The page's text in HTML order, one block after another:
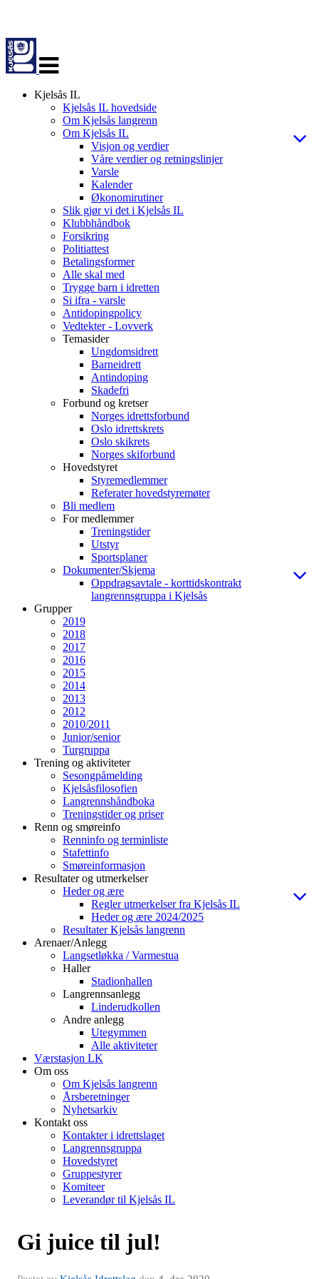
navigasjon
Kjelsås IL
Kjelsås IL hovedside
Om Kjelsås langrenn
Om Kjelsås IL
Visjon og verdier
Våre verdier og retningslinjer
Varsle
Kalender
Økonomirutiner
Slik gjør vi det i Kjelsås IL
Klubbhåndbok
Forsikring
Politiattest
Betalingsformer
Alle skal med
Trygge barn i idretten
Si ifra - varsle
Antidopingpolicy
Vedtekter - Lovverk
Temasider
Ungdomsidrett
Barneidrett
Antindoping
Skadefri
Forbund og kretser
Norges idrettsforbund
Oslo idrettskrets
Oslo skikrets
Norges skiforbund
Hovedstyret
Styremedlemmer
Referater hovedstyremøter
Bli medlem
For medlemmer
Treningstider
Utstyr
Sportsplaner
Dokumenter/Skjema
Oppdragsavtale - korttidskontrakt
langrennsgruppa i Kjelsås
Grupper
2019
2018
2017
2016
2015
2014
2013
2012
2010/2011
Junior/senior
Turgruppa
Trening og aktiviteter
Sesongpåmelding
Kjelsåsfilosofien
Langrennshåndboka
Treningstider og priser
Renn og smøreinfo
Renninfo og terminliste
Stafettinfo
Smøreinformasjon
Resultater og utmerkelser
Heder og ære
Regler utmerkelser fra Kjelsås IL
Heder og ære 2024/2025
Resultater Kjelsås langrenn
Arenaer/Anlegg
Langsetløkka / Varmestua
Haller
Stadionhallen
Langrennsanlegg
Linderudkollen
Andre anlegg
Utegymmen
Alle aktiviteter
Værstasjon LK
Om oss
Om Kjelsås langrenn
Årsberetninger
Nyhetsarkiv
Kontakt oss
Kontakter i idrettslaget
Langrennsgruppa
Hovedstyret
Gruppestyrer
Komiteer
Leverandør til Kjelsås IL
Gi juice til jul!